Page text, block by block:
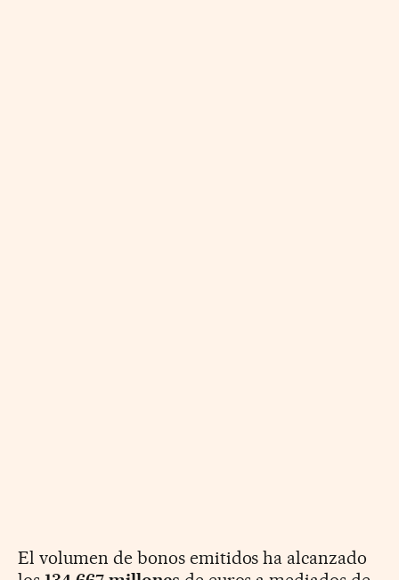
El volumen de bonos emitidos ha alcanzado